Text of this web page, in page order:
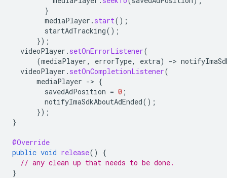
}
mediaPlayer . start();
startAdTracking();
});
videoPlayer . setOnErrorListener(
(mediaPlayer, errorType, extra) ->
videoPlayer . setOnCompletionListener(
mediaPlayer -> {
savedAdPosition = 0 ;
notifyImaSdkAboutAdEnded();
});
}
@Override
public void release()
{
// any clean up that needs to be done.
}